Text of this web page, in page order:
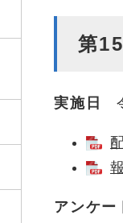
第
実施日
アンケー